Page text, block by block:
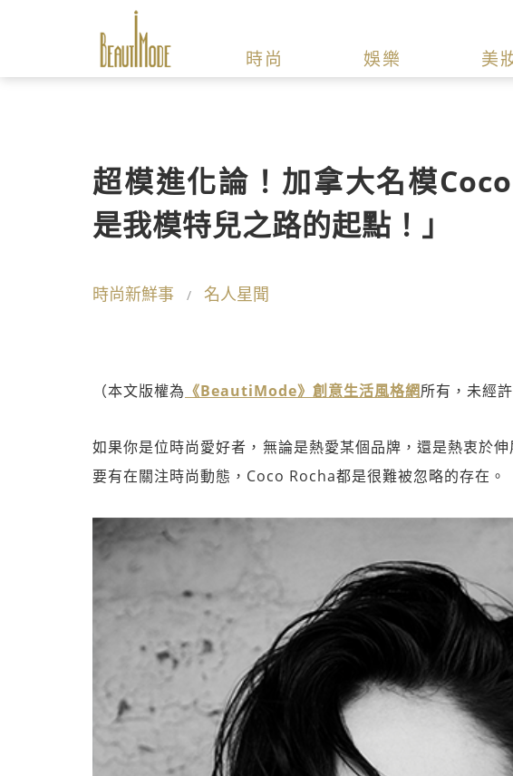
時尚 娛樂 美
超模進化論！加拿大名模
是我模特兒之路的起點！」
時尚新鮮事 名人星聞
（本文版權為 《BeautiMode》創意生活風格網所有，未經
如果你是位時尚愛好者，無論是熱愛某個品牌，還是熱衷於
要有在關注時尚動態，Coco Rocha都是很難被忽略的存在。